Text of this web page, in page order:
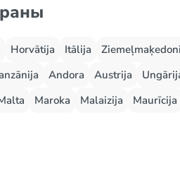
Horvātija Itālija
Andora Austrija
Maroka Malaizija Maurīcija